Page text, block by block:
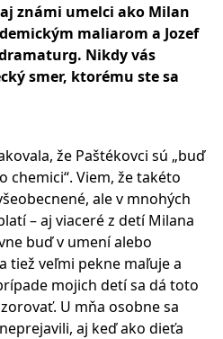
známi umelci ako Milan
maliarom a Jozef
Nikdy vás
smer, ktorému ste sa
že Paštékovci sú „buď
chemici“. Viem, že takéto
ale v mnohých
– aj viaceré z detí Milana
buď v umení alebo
tiež veľmi pekne maľuje a
mojich detí sa dá toto
U mňa osobne sa
aj keď ako dieťa